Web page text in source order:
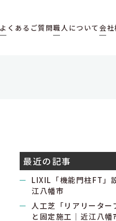
よくあるご質問職人について会
最近の記事
LIXIL「機能門柱FT」
江八幡市
人工芝「リアリーター
と固定施工｜近江八幡